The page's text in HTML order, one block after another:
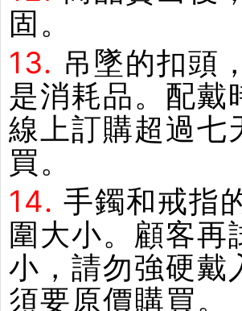
固。
13. 吊墜的扣頭
是消耗品。配
線上訂購超過七
買。
14. 手鐲和戒指
圍大小。顧客
小，請勿強硬戴
須要原價購買。